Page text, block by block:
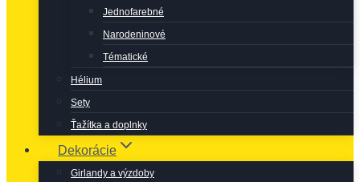
Jednofarebné
Narodeninové
Tématické
Hélium
Sety
Ťažítka a doplnky
Dekorácie
Girlandy a výzdoby